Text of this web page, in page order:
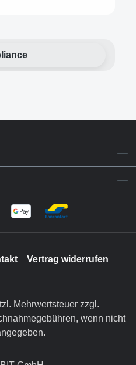
Vertrag widerrufen
Mehrwertsteuer zzgl.
wenn nicht